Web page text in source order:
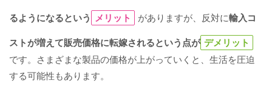
るようになるという メリット がありますが、反対に輸入コ
ストが増えて販売価格に転嫁されるという点が デメリット
です。さまざまな製品の価格が上がっていくと、生活を圧迫
する可能性もあります。